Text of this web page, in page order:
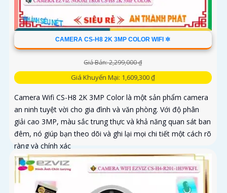
CAMERA CS-H8 2K 3MP COLOR WIFI ✲
Giá Bán: 2,299,000 ₫
Giá Khuyến Mại: 1,609,300 ₫
Camera Wifi CS-H8 2K 3MP Color là một sản phẩm camera
an ninh tuyệt vời cho gia đình và văn phòng. Với độ phân
giải cao 3MP, màu sắc trung thực và khả năng quan sát ban
đêm, nó giúp bạn theo dõi và ghi lại mọi chi tiết một cách rõ
ràng và chính xác